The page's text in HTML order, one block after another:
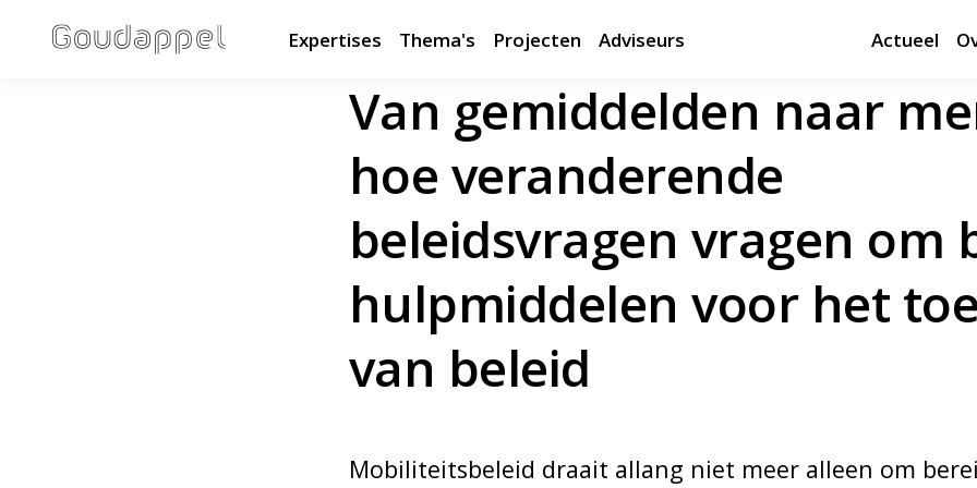
Expertises Thema's Projecten Adviseurs Actueel
Van gemiddelden naar
hoe veranderende
beleidsvragen vragen om
hulpmiddelen voor het
van beleid
Mobiliteitsbeleid draait allang niet meer alleen om